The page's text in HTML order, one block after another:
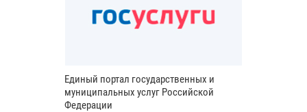
Единый портал государственных и
муниципальных услуг Российской
Федерации